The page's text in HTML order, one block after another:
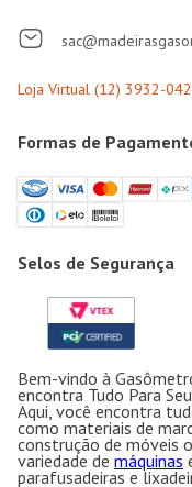
Formas de
Selos de Segurança
Bem-vindo à
encontra Tudo Para
Aqui, você encontra
como materiais de
construção de móveis
variedade de máquinas
parafusadeiras e